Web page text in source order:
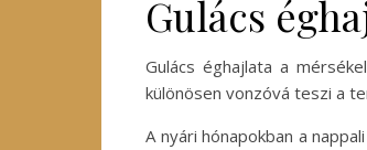
Gulács
Gulács éghajlata a
különösen vonzóvá teszi a
A nyári hónapokban a